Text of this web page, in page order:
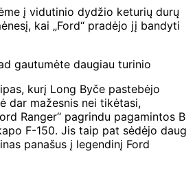
į vidutinio dydžio keturių durų
kai „Ford“ pradėjo jį bandyti
gautumėte daugiau turinio
kurį Long Byče pastebėjo
dar mažesnis nei tikėtasi,
Ranger“ pagrindu pagamintos B
F-150. Jis taip pat sėdėjo daug
panašus į legendinį Ford